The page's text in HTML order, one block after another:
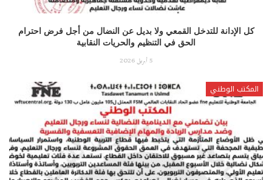
كل الإدانة للتدخل القمعي ولا بديل عن النضال من أجل فرض احترام
الحق في التنظيم والحريات النقابية
5 أبريل 2026
المكتب الوطني